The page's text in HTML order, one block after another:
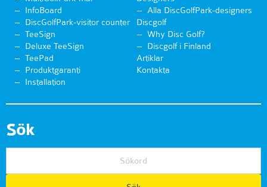
InfoBoard
DiscGolfPark-visitor counter
TeeSign
Deluxe TeeSign
TeePad
Produktgaranti
Installation
Alla DiscGolfPark-designers
Discgolf
Why Disc Golf?
Discgolf i Finland
Artiklar
Kontakta
Sök